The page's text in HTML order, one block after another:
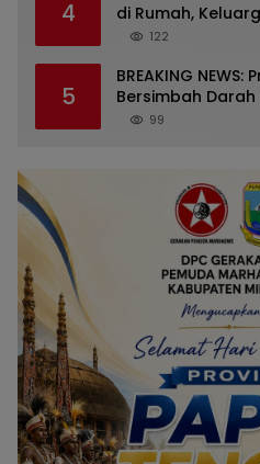
4
di Rumah,
Diminta Ungkap
122
5
BREAKING
Bersimbah
RR Timika,
99